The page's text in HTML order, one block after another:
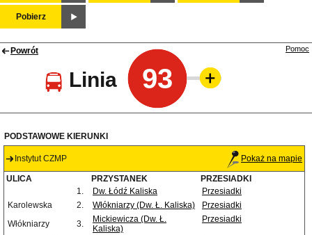
Pobierz
Powrót
Linia 93
Pomoc
PODSTAWOWE KIERUNKI
Instytut CZMP Pokaż na mapie
ULICA PRZYSTANEK
PRZESIADKI
1.
Dw. Łódź Kaliska
Przesiadki
Karolewska
2. Włókniarzy (Dw. Ł. Kaliska)
Przesiadki
Włókniarzy
3.
Mickiewicza (Dw. Ł.
Kaliska)
Przesiadki